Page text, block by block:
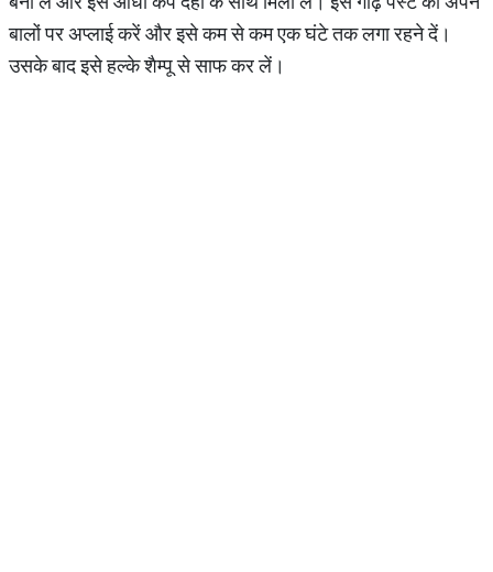
बालों पर अप्लाई करें और इसे कम से कम एक घंटे तक लगा रहने दें।
उसके बाद इसे हल्के शैम्पू से साफ कर लें।